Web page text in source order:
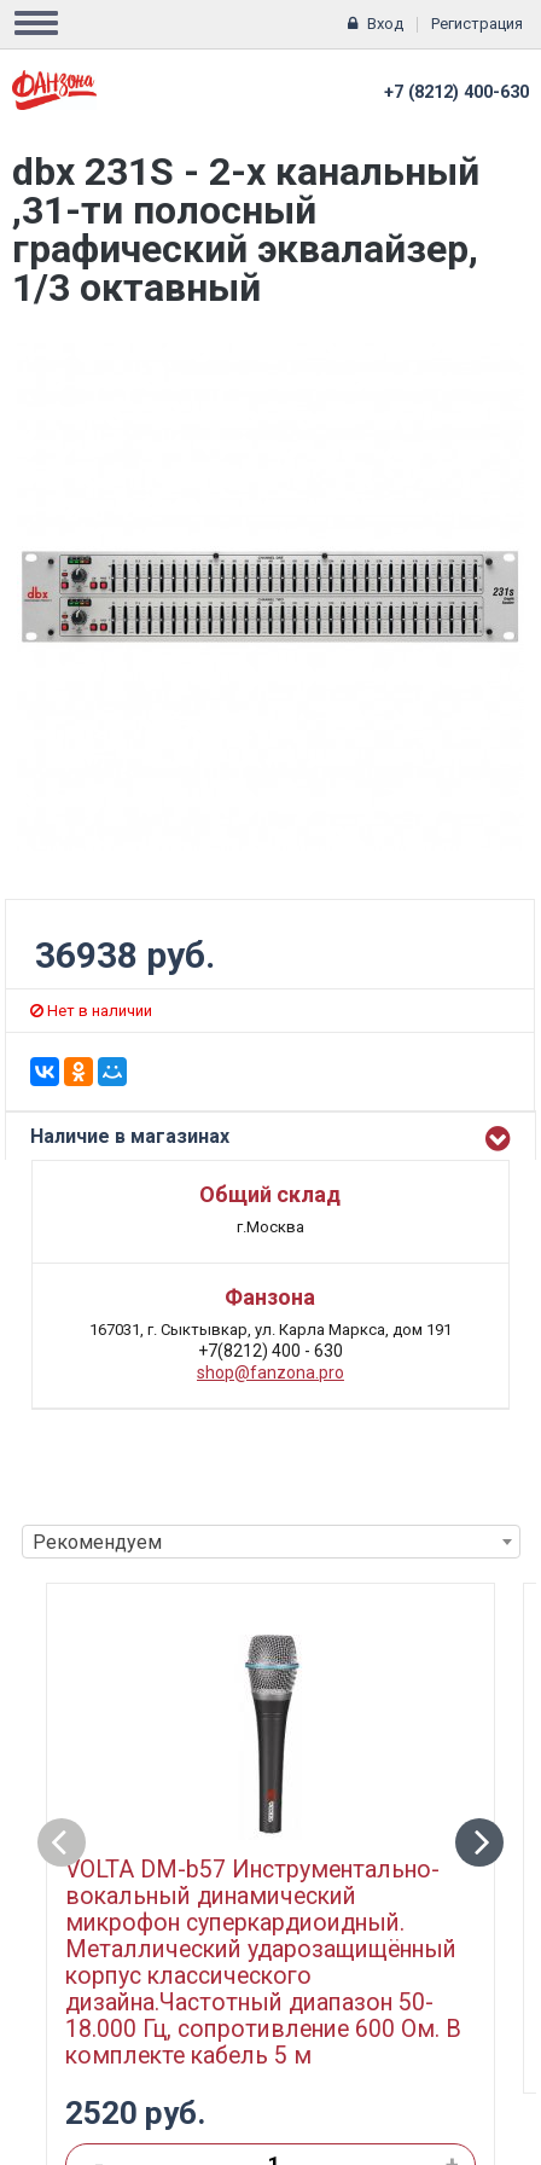
Вход Регистрация
+7 (8212) 400-630
dbx 231S - 2-х канальный
,31-ти полосный
графический эквалайзер,
1/3 октавный
36938 руб.
Нет в наличии
Наличие в магазинах
Общий склад
г.Москва
Фанзона
167031, г. Сыктывкар, ул. Карла Маркса, дом 191
+7(8212) 400 - 630
shop@fanzona.pro
Рекомендуем
VOLTA DM-b57 Инструментально-
вокальный динамический
микрофон суперкардиоидный.
Металлический ударозащищённый
корпус классического
дизайна.Частотный диапазон 50-
18.000 Гц, сопротивление 600 Ом. В
комплекте кабель 5 м
2520 руб.